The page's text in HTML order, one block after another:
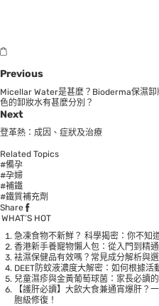
Previous
Micellar Water是甚麼？Bioderma保濕
色的卸妝水有甚麼分別？
Next
登革熱：成因、症狀及治療
Related Topics
#備孕
#孕婦
#補鐵
#鐵質補充劑
Share
WHAT’S HOT
急凍食物不新鮮？ 科學揭密：你不知
香港新手養寵物懶人包：從入門到精
袪濕保健品有效嗎？常見成分解析與
DEET防蚊液濃度大解密：如何根據活
兒童濕疹與金黃葡萄球菌：家長必讀
【護肝必讀】大飲大食兼通宵爆肝？
胞級修復！